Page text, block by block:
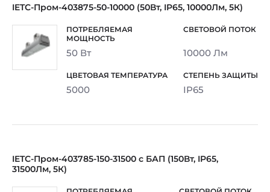
IETC-Пром-403875-50-10000 (50Вт, IP65, 10000Лм, 5К)
50 Вт 10000 Лм
5000 IP65
IETC-Пром-403785-150-31500 с БАП (150Вт, IP65,
31500Лм, 5К)